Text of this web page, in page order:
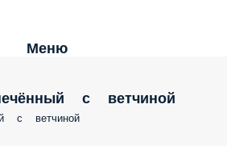
Меню
с ветчиной
с ветчиной